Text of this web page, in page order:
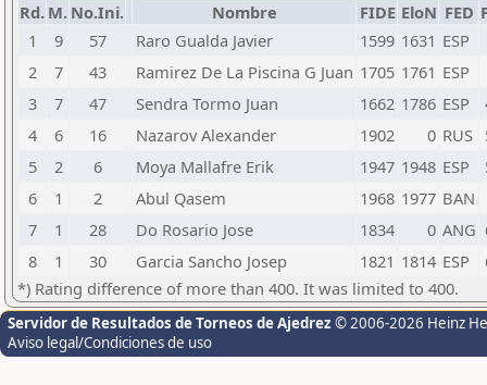
Rd. M. No.Ini. Nombre FIDE EloN FED
1
9 57 Raro Gualda Javier 1599 1631 ESP
2
7 43 Ramirez De La Piscina G Juan 1705 1761 ESP
3
7 47 Sendra Tormo Juan 1662 1786 ESP
4
6 16 Nazarov Alexander 1902 0 RUS
5
2 6 Moya Mallafre Erik 1947 1948 ESP
6
1 2 Abul Qasem 1968 1977 BAN
7
1 28 Do Rosario Jose 1834 0 ANG
8
1 30 Garcia Sancho Josep 1821 1814 ESP
*) Rating difference of more than 400. It was limited to 400.
Servidor de Resultados de Torneos de Ajedrez © 2006-2026 Heinz
Aviso legal/Condiciones de uso